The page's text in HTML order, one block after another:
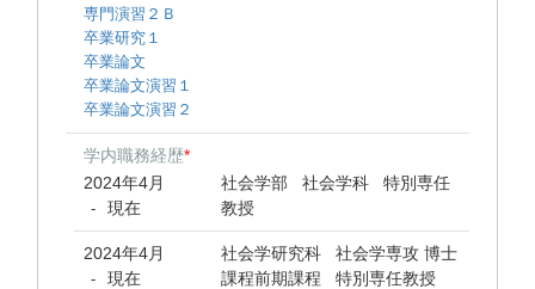
専門演習２Ｂ
卒業研究１
卒業論文
卒業論文演習１
卒業論文演習２
学内職務経歴*
2024年4月
- 現在
社会学部 社会学科 特別専任
教授
2024年4月
- 現在
社会学研究科 社会学専攻 博士
課程前期課程 特別専任教授